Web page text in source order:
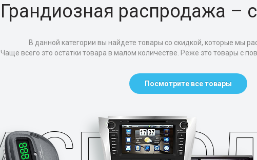
Грандиозная распродажа –
В данной категории вы найдете товары со скидкой, которые мы
Чаще всего это остатки товара в малом количестве. Реже это товары с
Посмотрите все товары